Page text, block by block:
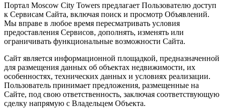
Портал Moscow City Towers предлагает Пользователю доступ
к Сервисам Сайта, включая поиск и просмотр Объявлений.
Мы вправе в любое время пересматривать условия
предоставления Сервисов, дополнять, изменять или
ограничивать функциональные возможности Сайта.
Сайт является информационной площадкой, предназначенной
для размещения данных об объектах недвижимости, их
особенностях, технических данных и условиях реализации.
Пользователь принимает предложения, размещенные на
Сайте, под свою ответственность, заключая соответствующую
сделку напрямую с Владельцем Объекта.